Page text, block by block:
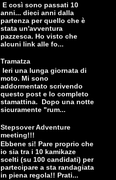
E così sono passati 10
anni... dieci anni dalla
partenza per quello che è
stata un'avventura
pazzesca. Ho visto che
alcuni link alle fo...
Tramatza
Ieri una lunga giornata di
moto. Mi sono
addormentato scrivendo
questo post e lo completo
stamattina. Dopo una notte
sicuramente "rum...
Stepsover Adventure
meeting!!!
Ebbene si! Pare proprio che
io sia tra i 10 kamikaze
scelti (su 100 candidati) per
partecipare a sta randagiata
in piena regola!! Prati...